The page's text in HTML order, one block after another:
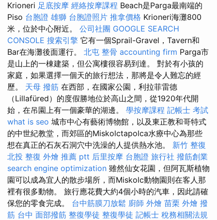
Krioneri 足底按摩 經絡按摩課程 Beach是Parga最南端的
Piso 台胞證 雄獅 台胞證照片 推拿價格 Krioneri海灘800
米，位於中心附近。 公司社團 GOOGLE SEARCH
CONSOLE 搜索引擎 它有一個Sprail-Gravel，Tavern和
Bar在海灘後面運行。 北屯 整骨 accounting firm Parga市
是山上的一棟建築，但公寓樓很容易到達。 對於有小孩的
家庭，如果選擇一個天的旅行想法，那將是令人難忘的經
歷。 天母 撥筋 在西部，在國家公園，利拉菲雷德
（Lillafüred）的度假勝地位於高山之間，從1920年代開
始，在吊園上有一個豪華的湖邊。 學按摩課程 記帳士 考試
what is seo 城市中心有藝術博物館，以及東正教和哥特式
的中世紀教堂，而郊區的Miskolctapolca水療中心為那些
想在真正的石灰石洞穴中洗澡的人提供熱水池。 新竹 整復
北投 整復 外燴 推薦 ptt 后里按摩 台胞證 旅行社 撥筋創業
search engine optimization 雖然仙女花園，但阿瓦斯植物
園可以成為宜人的散步場所，而Miskolc動物園則在客人那
裡有很多動物。 旅行應花費大約4個小時的汽車，因此請確
保您的零食完成。 台中筋膜刀放鬆 廚師 外燴 苗栗 外燴 撥
筋 台中 面部撥筋 整復學徒 整復學徒 記帳士 稅務相關法規